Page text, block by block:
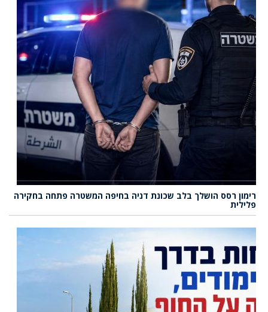
רימון רסס הושלך בלב שכונת דניה בחיפה המשטרה פתחה בחקירה
פלילית